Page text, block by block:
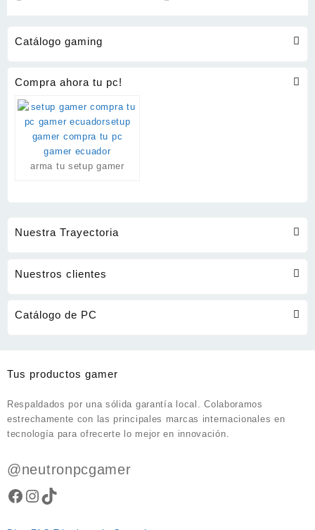
Catálogo gaming
Compra ahora tu pc!
arma tu setup gamer
Nuestra Trayectoria
Nuestros clientes
Catálogo de PC
Tus productos gamer
Respaldados por una sólida garantía local. Colaboramos
estrechamente con las principales marcas internacionales en
tecnología para ofrecerte lo mejor en innovación.
@neutronpcgamer
Facebook
Instagram
TikTok